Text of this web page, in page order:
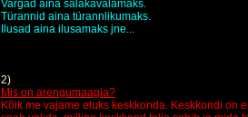
Vargad aina salakavalamaks.
Türannid aina türannlikumaks.
Ilusad aina ilusamaks jne...
2)
Mis on arengumaagia?
Kõik me vajame eluks keskkonda. Keskkondi on